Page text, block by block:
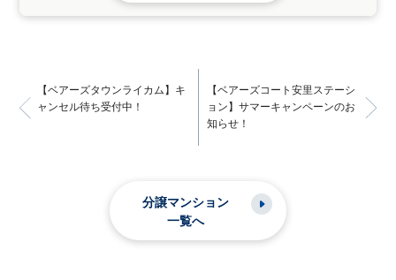
【ベアーズタウンライカム】キ
ャンセル待ち受付中！
【ベアーズコート安里ステーシ
ョン】サマーキャンペーンのお
知らせ！
分譲マンション
一覧へ